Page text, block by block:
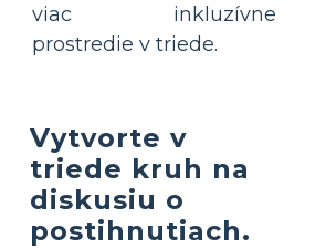
viac inkluzívne
prostredie v triede.
Vytvorte v
triede kruh na
diskusiu o
postihnutiach.